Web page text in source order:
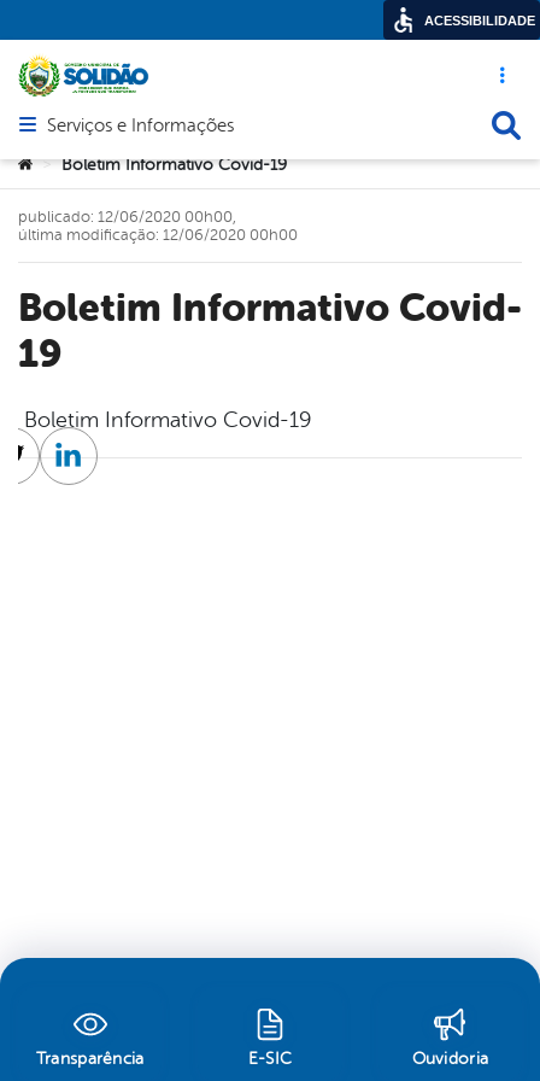
Acesso
Abrir menu principal de navegação
Serviços e Informações
Você está aqui:
> Boletim Informativo Covid-19
Boletim Informativo Covid-
19
publicado: 12/06/2020 00h00,
última modificação: 12/06/2020 00h00
Boletim Informativo Covid-19
TwitterLinkedin
Transparência E-SIC Ouvidoria
ACESSIBILIDADE